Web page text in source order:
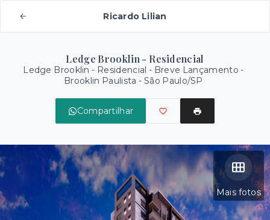
Ricardo Lilian
Ledge Brooklin - Residencial
Ledge Brooklin - Residencial - Breve Lançamento -
Brooklin Paulista - São Paulo/SP
Compartilhar
Mais fotos